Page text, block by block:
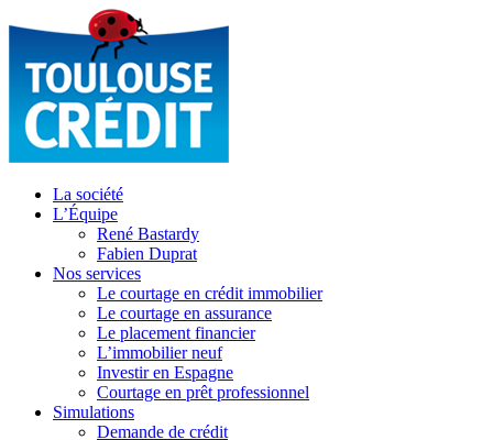
La société
L’Équipe
René Bastardy
Fabien Duprat
Nos services
Le courtage en crédit immobilier
Le courtage en assurance
Le placement financier
L’immobilier neuf
Investir en Espagne
Courtage en prêt professionnel
Simulations
Demande de crédit